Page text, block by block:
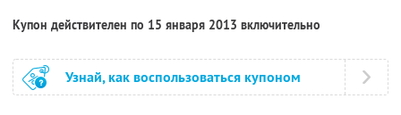
Купон действителен по 15 января 2013 включительно
Узнай, как воспользоваться купоном